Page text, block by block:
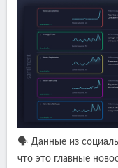
🗣️ Данные из
что это главные